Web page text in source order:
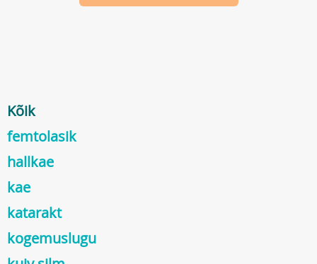
Kõik
femtolasik
hallkae
kae
katarakt
kogemuslugu